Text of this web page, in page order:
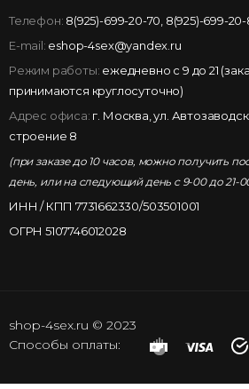
Телефон: 8(925)-699-20-70 8(925)-699-
E-mail: eshop-4sex@yandex.ru
Режим работы: ежедневно с 9 до 21
принимаются круглосуточно)
Адрес офиса: г. Москва, ул.
строение 8
(при заказе до 10 часов, можно получить
день, или на следующий день с 9-00 до 21-
ИНН / КПП 7731662330/503501001
ОГРН 5107746012028
shop-4sex.ru © 2023
Способы оплаты: